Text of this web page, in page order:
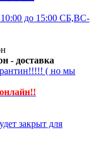
до 15:00 СБ,ВС-
- доставка
закрыт для